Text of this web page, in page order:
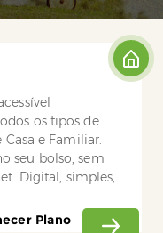
os tipos de
e Familiar.
seu bolso, sem
Digital, simples,
Plano